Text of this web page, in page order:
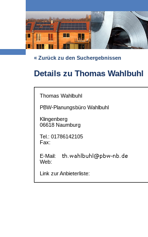
« Zurück zu den Suchergebnissen
Details zu Thomas Wahlbuhl
Thomas Wahlbuhl
PBW-Planungsbüro Wahlbuhl
Klingenberg
06618 Naumburg
Tel.: 01786142105
Fax:
E-Mail:
Web:
Link zur Anbieterliste: